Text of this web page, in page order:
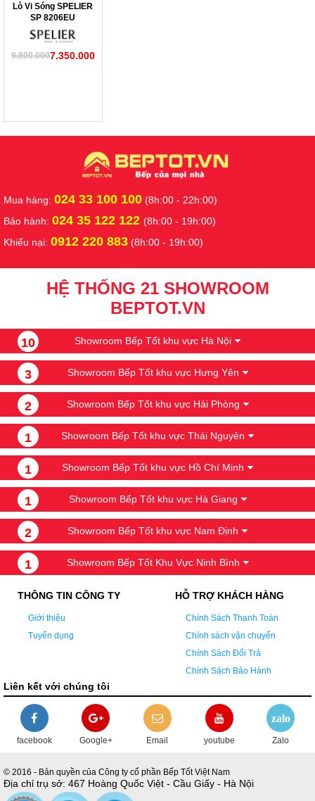
Lò Vi Sóng SPELIER
SP 8206EU
9.800.0007.350.000
Mua hàng: 024 33 100 100 (8h:00 - 22h:00)
Bảo hành: 024 35 122 122 (8h:00 - 19h:00)
Khiếu nại: 0912 220 883 (8h:00 - 19h:00)
HỆ THỐNG 21 SHOWROOM
BEPTOT.VN
10 Showroom Bếp Tốt khu vực Hà Nội
3 Showroom Bếp Tốt khu vực Hưng Yên
2 Showroom Bếp Tốt khu vực Hải Phòng
1 Showroom Bếp Tốt khu vực Thái Nguyên
1 Showroom Bếp Tốt khu vực Hồ Chí Minh
1 Showroom Bếp Tốt khu vực Hà Giang
2 Showroom Bếp Tốt khu vực Nam Định
1 Showroom Bếp Tốt Khu Vực Ninh Bình
THÔNG TIN CÔNG TY
Giới thiệu
Tuyển dụng
HỖ TRỢ KHÁCH HÀNG
Chính Sách Thanh Toán
Chính sách vận chuyển
Chính Sách Đổi Trả
Chính Sách Bảo Hành
Liên kết với chúng tôi
facebook Google+ Email youtube
zalo
Zalo
© 2016 - Bản quyền của Công ty cổ phần Bếp Tốt Việt Nam
Địa chỉ trụ sở: 467 Hoàng Quốc Việt - Cầu Giấy - Hà Nội